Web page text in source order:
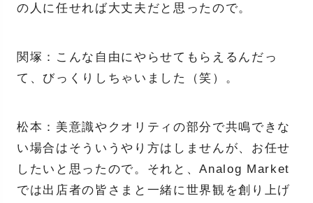
の人に任せれば大丈夫だと思ったので。
関塚：こんな自由にやらせてもらえるんだっ
て、びっくりしちゃいました（笑）。
松本：美意識やクオリティの部分で共鳴できな
い場合はそういうやり方はしませんが、お任せ
したいと思ったので。それと、Analog Market
では出店者の皆さまと一緒に世界観を創り上げ